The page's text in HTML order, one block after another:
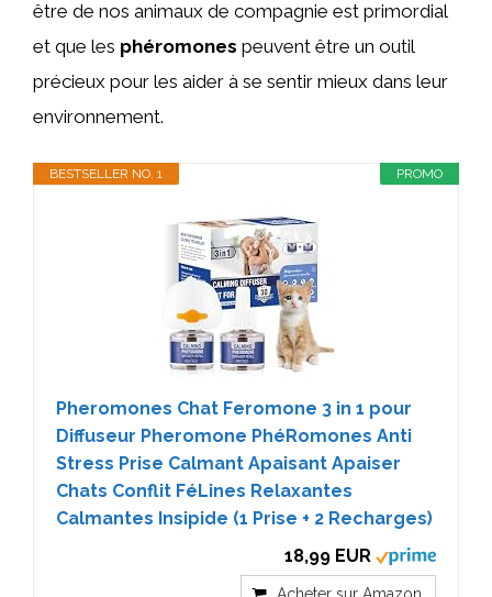
être de nos animaux de compagnie est primordial
et que les phéromones peuvent être un outil
précieux pour les aider à se sentir mieux dans leur
environnement.
PROMO
BESTSELLER NO. 1
Pheromones Chat Feromone 3 in 1 pour
Diffuseur Pheromone PhéRomones Anti
Stress Prise Calmant Apaisant Apaiser
Chats Conflit FéLines Relaxantes
Calmantes Insipide (1 Prise + 2 Recharges)
18,99 EUR
Acheter sur Amazon